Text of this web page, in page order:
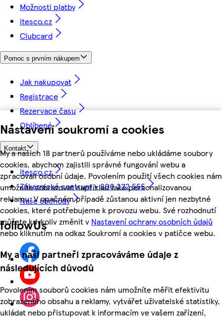
Nastavení soukromí a cookies
My a našich 18 partnerů používáme nebo ukládáme soubory
cookies, abychom zajistili správné fungování webu a
zpracovali osobní údaje. Povolením použití všech cookies nám
umožníte zobrazovat například také personalizovanou
reklamu. V opačném případě zůstanou aktivní jen nezbytné
cookies, které potřebujeme k provozu webu. Své rozhodnutí
můžete kdykoliv změnit v Nastavení ochrany osobních údajů
nebo kliknutím na odkaz Soukromí a cookies v patičce webu.
My a naši partneři zpracováváme údaje z
následujících důvodů
Povolením souborů cookies nám umožníte měřit efektivitu
zobrazeného obsahu a reklamy, vytvářet uživatelské statistiky,
ukládat nebo přistupovat k informacím ve vašem zařízení,
Možnosti platby
itesco.cz
Clubcard
Pomoc s prvním nákupem
Jak nakupovat
Registrace
Rezervace času
Oblíbené
Kontakt
itesco.cz
Zákaznické centrum - 800 222 555
Naše obchody
followUs